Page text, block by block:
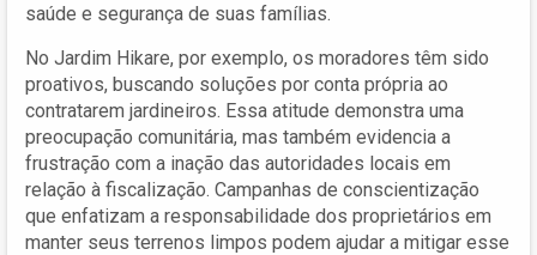
saúde e segurança de suas famílias.
No Jardim Hikare, por exemplo, os moradores têm sido
proativos, buscando soluções por conta própria ao
contratarem jardineiros. Essa atitude demonstra uma
preocupação comunitária, mas também evidencia a
frustração com a inação das autoridades locais em
relação à fiscalização. Campanhas de conscientização
que enfatizam a responsabilidade dos proprietários em
manter seus terrenos limpos podem ajudar a mitigar esse